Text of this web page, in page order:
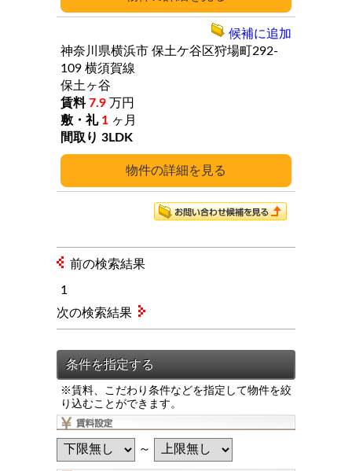
※賃料、こだわり条件などを指定して物件を絞
り込むことができます。
～
詳細
神奈川県横浜市 保土ケ谷区狩場町292-
109 横須賀線
保土ヶ谷
7.9 万円
1 ヶ月
3LDK
候補に追加
前の検索結果
1